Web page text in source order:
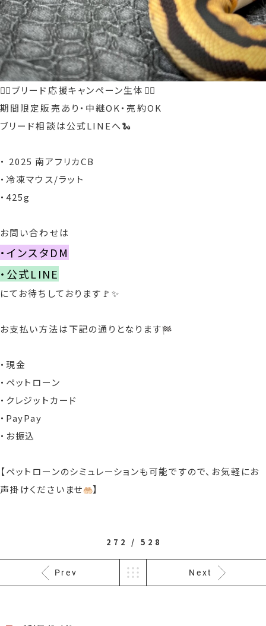
❤️‍🔥ブリード応援キャンペーン生体❤️‍🔥
期間限定販売あり・中継OK・売約OK
ブリード相談は公式LINEへ🐍
・ 2025 南アフリカCB
・冷凍マウス/ラット
・425g
お問い合わせは
・インスタDM
・公式LINE
にてお待ちしております🚩✨
お支払い方法は下記の通りとなります
・現金
・ペットローン
・クレジットカード
・PayPay
・お振込
【ペットローンのシミュレーションも可能ですので、お気軽にお
声掛けくださいませ
】
272 / 528
Prev Next